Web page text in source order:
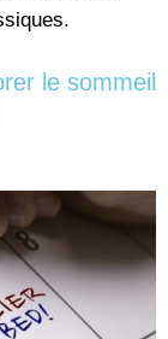
le sommeil